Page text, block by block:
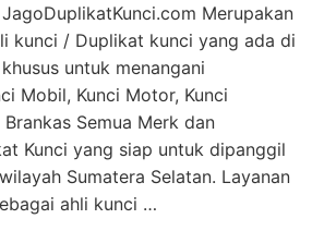
Merupakan
kunci / Duplikat kunci yang ada di
untuk menangani
Mobil, Kunci Motor, Kunci
Semua Merk dan
Kunci yang siap untuk dipanggil
Sumatera Selatan. Layanan
ahli kunci …